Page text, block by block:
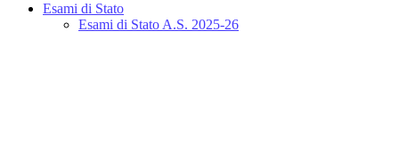
Esami di Stato
Esami di Stato A.S. 2025-26